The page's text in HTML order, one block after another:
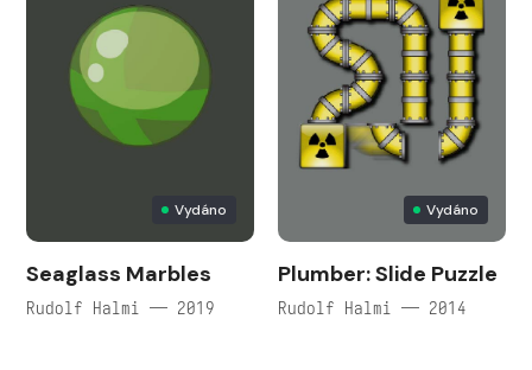
Vydáno
Seaglass Marbles
Rudolf Halmi — 2019
Vydáno
Plumber: Slide Puzzle
Rudolf Halmi — 2014